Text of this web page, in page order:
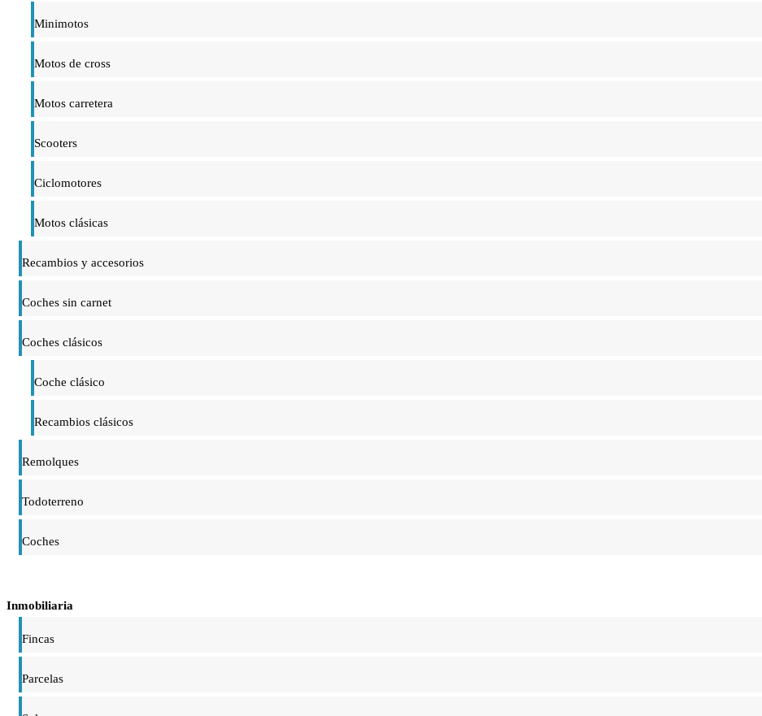
Minimotos
Motos de cross
Motos carretera
Scooters
Ciclomotores
Motos clásicas
Recambios y accesorios
Coches sin carnet
Coches clásicos
Coche clásico
Recambios clásicos
Remolques
Todoterreno
Coches
Inmobiliaria
Fincas
Parcelas